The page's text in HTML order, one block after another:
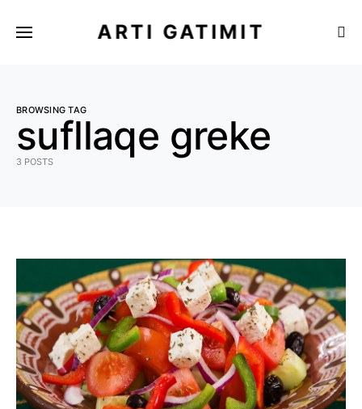
ARTI GATIMIT
BROWSING TAG
sufllaqe greke
3 POSTS